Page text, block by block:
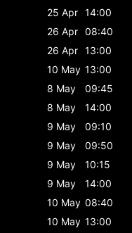
25 Apr 14:00
26 Apr 08:40
26 Apr 13:00
10 May 13:00
8 May
09:45
8 May
14:00
9 May
09:10
9 May
09:50
9 May
10:15
9 May
14:00
10 May 08:40
10 May 13:00